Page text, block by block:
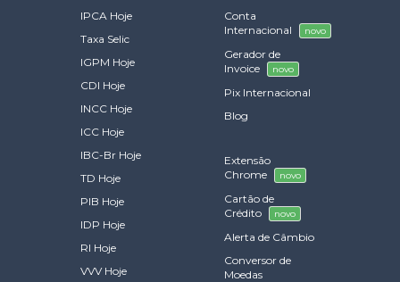
IPCA Hoje
Taxa Selic
IGPM Hoje
CDI Hoje
INCC Hoje
ICC Hoje
IBC-Br Hoje
TD Hoje
PIB Hoje
IDP Hoje
RI Hoje
VVV Hoje
Conta
Internacional
novo
Gerador de
Invoice
novo
Pix Internacional
Blog
Extensão
Chrome
novo
Cartão de
Crédito
novo
Alerta de Câmbio
Conversor de
Moedas